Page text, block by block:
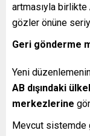
artmasıyla birlikte
gözler önüne
Geri gönderme
Yeni
AB dışındaki
merkezlerine
Mevcut sistemde